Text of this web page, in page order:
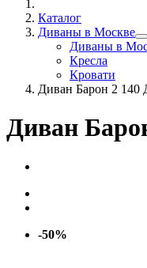
Каталог
Диваны в Москве
Диваны в
Кресла
Кровати
Диван Барон 2 140
Диван
-50%